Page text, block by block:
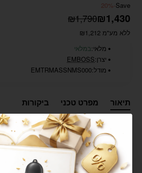
Save
-20%
₪1,430
₪1,790
ללא מע"מ ₪1,212
מלאי:במלאי
יצרן:EMBOSS
מודל:EMTRMASSNMS000
תיאור מפרט טכני ביקורות
כצפופה עמידה במיוחד ואנטי אלרגנית
ומדויק